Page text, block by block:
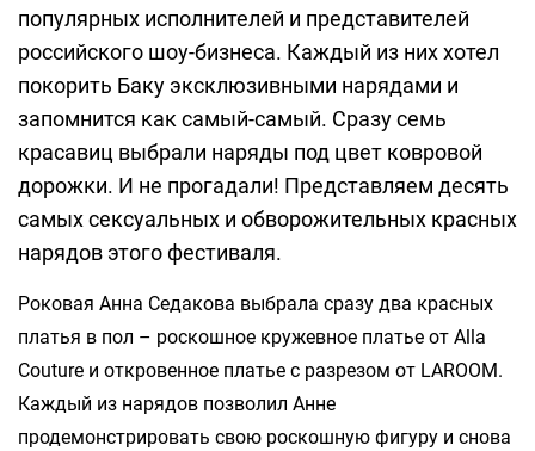
популярных исполнителей и представителей
российского шоу-бизнеса. Каждый из них хотел
покорить Баку эксклюзивными нарядами и
запомнится как самый-самый. Сразу семь
красавиц выбрали наряды под цвет ковровой
дорожки. И не прогадали! Представляем десять
самых сексуальных и обворожительных красных
нарядов этого фестиваля.
Роковая Анна Седакова выбрала сразу два красных
платья в пол – роскошное кружевное платье от Alla
Couture и откровенное платье с разрезом от LAROOM.
Каждый из нарядов позволил Анне
продемонстрировать свою роскошную фигуру и снова